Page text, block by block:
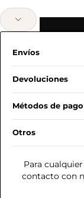
Envíos
Devoluciones
Métodos de pago
Otros
Para
contacto con